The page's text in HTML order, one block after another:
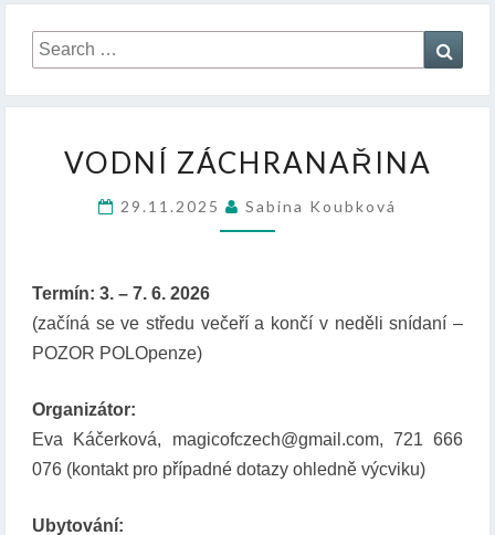
Search
for:
O
N
Í
H
I
VODNÍ ZÁCHRANAŘINA
29.11.2025 Sabina Koubková
Termín: 3. – 7. 6. 2026
(začíná se ve středu večeří a končí v neděli snídaní –
POZOR POLOpenze)
Organizátor:
Eva Káčerková, magicofczech@gmail.com, 721 666
076 (kontakt pro případné dotazy ohledně výcviku)
Ubytování: